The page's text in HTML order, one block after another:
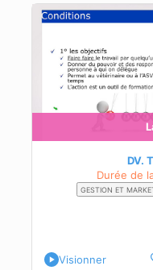
DV.
Durée de
GESTION ET
Visionner